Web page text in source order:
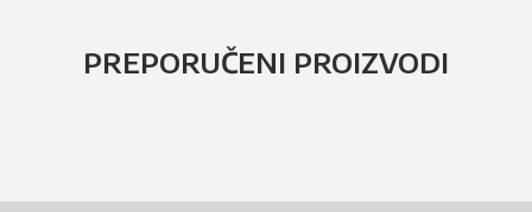
PREPORUČENI PROIZVODI